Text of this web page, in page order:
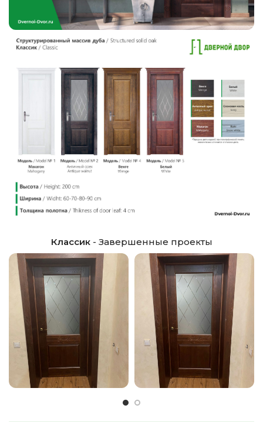
Классик- Завершенные проекты